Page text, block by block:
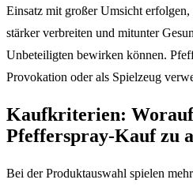
Einsatz mit großer Umsicht
stärker verbreiten und mitunter
Unbeteiligten bewirken können.
Provokation oder als Spielzeug
Kaufkriterien:
Pfefferspray-Kauf zu
Bei der Produktauswahl spielen